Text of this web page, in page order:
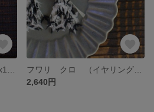
2,640円